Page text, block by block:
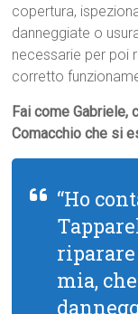
copertura,
danneggiate o
necessarie per poi
corretto
Fai come Gabriele,
Comacchio che si
“Ho
mia,